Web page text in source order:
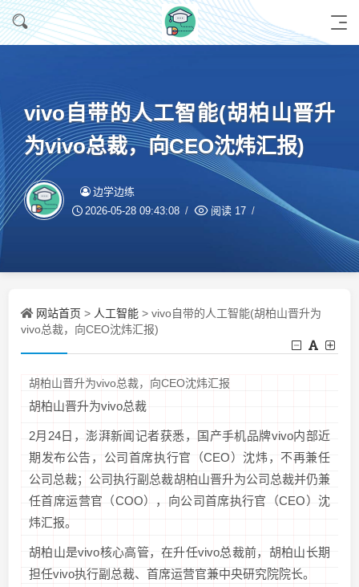
vivo自带的人工智能(胡柏山晋升
为vivo总裁，向CEO沈炜汇报)
边学边练
2026-05-28 09:43:08 阅读 17
网站首页 > 人工智能 > vivo自带的人工智能(胡柏山晋升为
vivo总裁，向CEO沈炜汇报)
胡柏山晋升为vivo总裁，向CEO沈炜汇报
胡柏山晋升为vivo总裁
2月24日，澎湃新闻记者获悉，国产手机品牌vivo内部近
期发布公告，公司首席执行官（CEO）沈炜，不再兼任
公司总裁；公司执行副总裁胡柏山晋升为公司总裁并仍兼
任首席运营官（COO），向公司首席执行官（CEO）沈
炜汇报。
胡柏山是vivo核心高管，在升任vivo总裁前，胡柏山长期
担任vivo执行副总裁、首席运营官兼中央研究院院长。